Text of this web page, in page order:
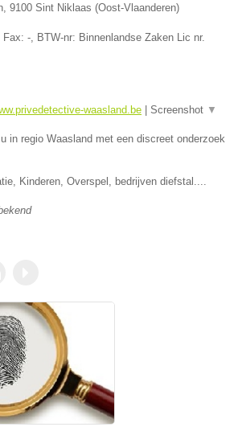
9100 Sint Niklaas (Oost-Vlaanderen)
, Fax: - , BTW-nr: Binnenlandse Zaken Lic nr.
waasland.be | Screenshot ▼
in regio Waasland met een discreet onderzoek
Kinderen, Overspel, bedrijven diefstal....